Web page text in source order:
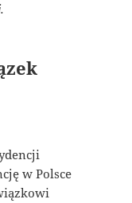
w Polsce